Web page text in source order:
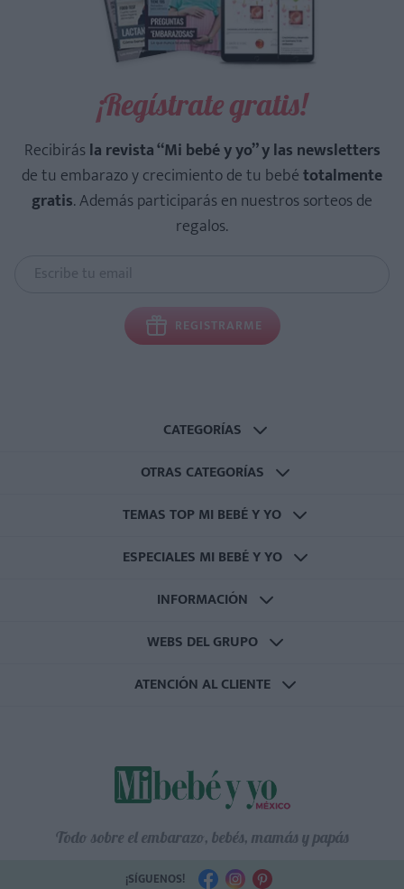
¡Regístrate gratis!
Recibirásla revista “Mi bebé y yo” y las newsletters
de tu embarazo y crecimiento de tu bebétotalmente
gratis. Además participarás en nuestros sorteos de
regalos.
REGISTRARME
CATEGORÍAS
OTRAS CATEGORÍAS
TEMAS TOP MI BEBÉ Y YO
ESPECIALES MI BEBÉ Y YO
INFORMACIÓN
WEBS DEL GRUPO
ATENCIÓN AL CLIENTE
Todo sobre el embarazo, bebés, mamás y papás
¡SÍGUENOS!